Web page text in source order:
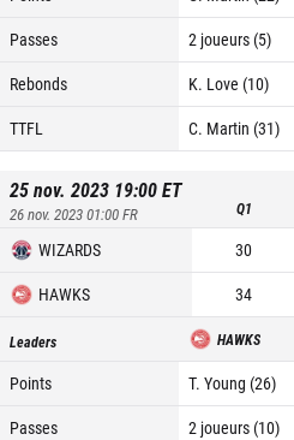
Passes
2 joueurs (5)
Rebonds
K. Love (10)
TTFL
C. Martin (31)
25 nov. 2023 19:00ET
26 nov. 2023 01:00FR Q1
WIZARDS 30
HAWKS
34
Leaders HAWKS
Points T. Young (26)
Passes
2 joueurs (10)